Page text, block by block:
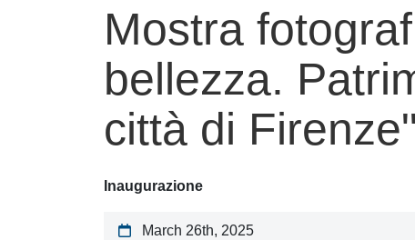
Mostra
bellezza.
città di Firenze"
Inaugurazione
March 26th, 2025